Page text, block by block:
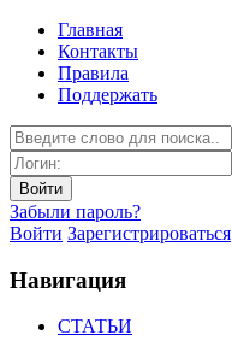
Главная
Контакты
Правила
Поддержать
Забыли пароль?
Войти Зарегистрироваться
Навигация
СТАТЬИ